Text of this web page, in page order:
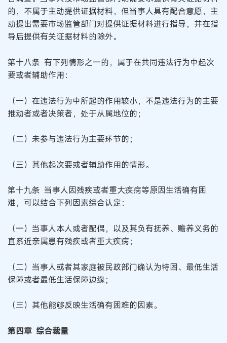
的，不属于主动提供证据材料，但当事人具有配合意愿，主
动提出需要市场监管部门对提供证据材料进行指导，并在指
导后提供有关证据材料的除外。
第十八条 有下列情形之一的，属于在共同违法行为中起次
要或者辅助作用：
（一）在违法行为中所起的作用较小，不是违法行为的主要
推动者或者决策者，处于从属地位的；
（二）未参与违法行为主要环节的；
（三）其他起次要或者辅助作用的情形。
第十九条 当事人因残疾或者重大疾病等原因生活确有困
难，可以结合下列因素综合认定：
（一）当事人本人或者配偶，以及其负有抚养、赡养义务的
直系近亲属患有残疾或者重大疾病；
（二）当事人或者其家庭被民政部门确认为特困、最低生活
保障或者最低生活保障边缘；
（三）其他能够反映生活确有困难的因素。
第四章 综合裁量